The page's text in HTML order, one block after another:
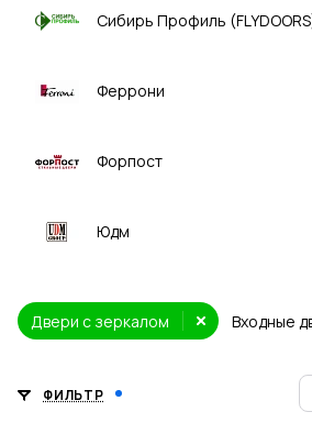
Сибирь Профиль
Феррони
Форпост
Юдм
Входные
Двери с зеркалом
ФИЛЬТР